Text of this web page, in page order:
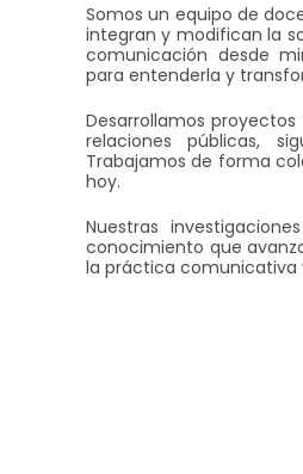
Somos un equipo de
integran y modifican la
comunicación desde
para entenderla y
​Desarrollamos
relaciones públicas,
Trabajamos de forma
hoy.​
​Nuestras
conocimiento que
la práctica comunicativa